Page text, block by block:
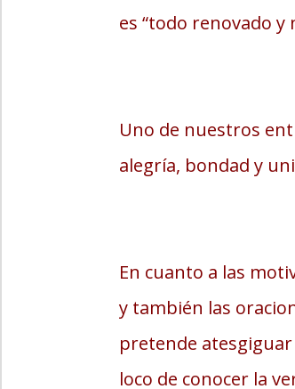
es “todo renovado y
Uno de nuestros
alegría, bondad y
En cuanto a las
y también las
pretende atesgiguar
loco de conocer la